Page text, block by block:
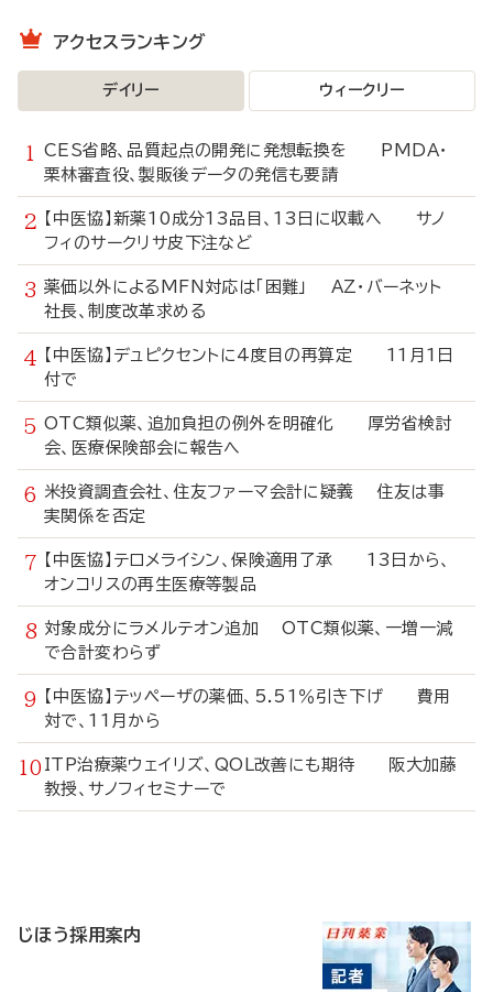
アクセスランキング
デイリー ウィークリー
CES省略、品質起点の開発に発想転換を PMDA・
栗林審査役、製販後データの発信も要請
【中医協】新薬10成分13品目、13日に収載へ サノ
フィのサークリサ皮下注など
薬価以外によるMFN対応は「困難」 AZ・バーネット
社長、制度改革求める
【中医協】デュピクセントに4度目の再算定 11月1日
付で
OTC類似薬、追加負担の例外を明確化 厚労省検討
会、医療保険部会に報告へ
米投資調査会社、住友ファーマ会計に疑義 住友は事
実関係を否定
【中医協】テロメライシン、保険適用了承 13日から、
オンコリスの再生医療等製品
対象成分にラメルテオン追加 OTC類似薬、一増一減
で合計変わらず
【中医協】テッペーザの薬価、5.51％引き下げ 費用
対で、11月から
ITP治療薬ウェイリズ、QOL改善にも期待 阪大加藤
教授、サノフィセミナーで
じほう採用案内